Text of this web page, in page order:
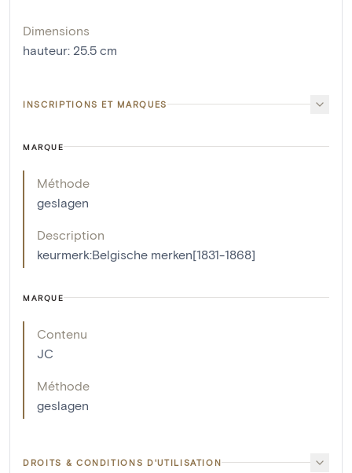
Dimensions
hauteur: 25.5 cm
INSCRIPTIONS ET MARQUES
MARQUE
Méthode
geslagen
Description
keurmerk:Belgische merken[1831-1868]
MARQUE
Contenu
JC
Méthode
geslagen
DROITS & CONDITIONS D'UTILISATION